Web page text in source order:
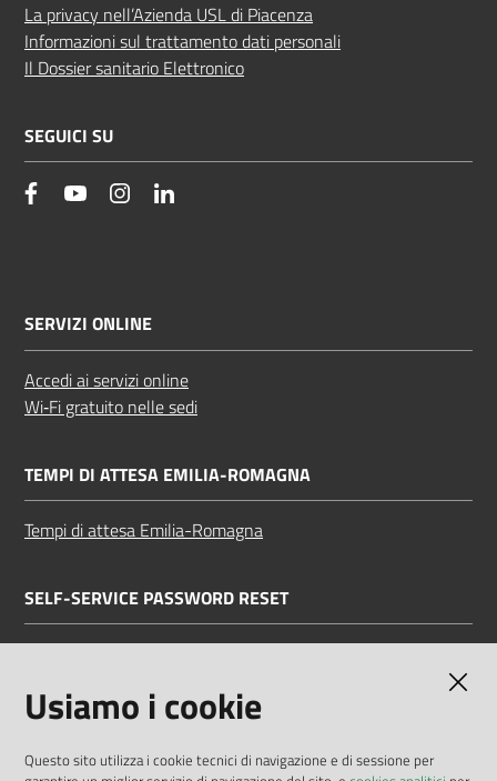
La privacy nell’Azienda USL di Piacenza
Informazioni sul trattamento dati personali
Il Dossier sanitario Elettronico
SEGUICI SU
facebookYouTube Instagram
SERVIZI ONLINE
Accedi ai servizi online
Wi‑Fi gratuito nelle sedi
TEMPI DI ATTESA EMILIA-ROMAGNA
Tempi di attesa Emilia-Romagna
SELF-SERVICE PASSWORD RESET
Usiamo i cookie
Questo sito utilizza i cookie tecnici di navigazione e di sessione per